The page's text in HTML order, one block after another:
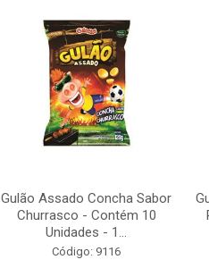
Gulão Assado Concha Sabor
Churrasco - Contém 10
Unidades - 1...
Código: 9116